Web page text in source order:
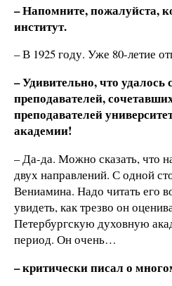
– Напомните, пожалуйста,
институт.
– В 1925 году. Уже 80-летие
– Удивительно, что удалось
преподавателей,
преподавателей
академии!
– Да-да. Можно сказать, что
двух направлений. С одной
Вениамина. Надо читать его
увидеть, как трезво он
Петербургскую духовную
период. Он очень…
– критически писал о